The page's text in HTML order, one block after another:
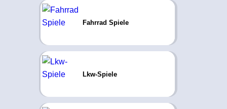
Fahrrad Spiele
Lkw-Spiele